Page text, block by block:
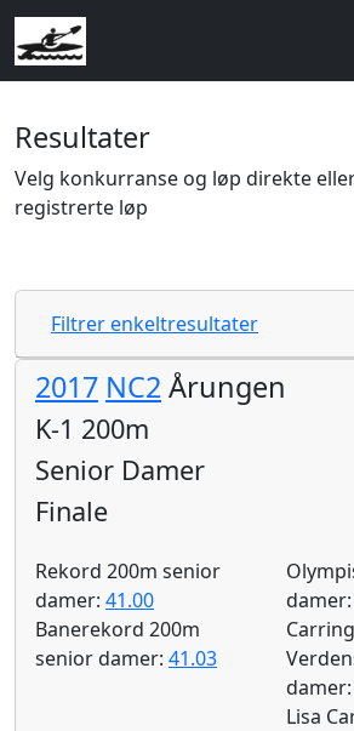
Resultater
Velg konkurranse og løp direkte
registrerte løp
Filtrer enkeltresultater
2017 NC2Årungen
K-1 200m
Senior Damer
Finale
Rekord 200m senior
damer: 41.00
Banerekord 200m
senior damer: 41.03
damer:
Lisa